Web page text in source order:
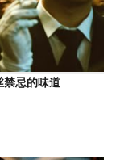
禁忌的味道